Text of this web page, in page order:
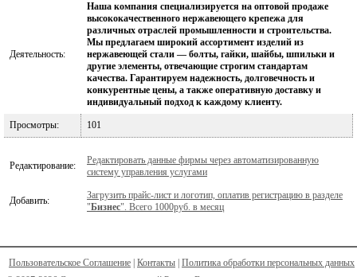
Деятельность:
Наша компания специализируется на оптовой продаже
высококачественного нержавеющего крепежа для
различных отраслей промышленности и строительства.
Мы предлагаем широкий ассортимент изделий из
нержавеющей стали — болты, гайки, шайбы, шпильки и
другие элементы, отвечающие строгим стандартам
качества. Гарантируем надежность, долговечность и
конкурентные цены, а также оперативную доставку и
индивидуальный подход к каждому клиенту.
Просмотры: 101
Редактирование:
Редактировать данные фирмы через автоматизированную
систему управления услугами
Добавить:
Загрузить прайс-лист и логотип, оплатив регистрацию в разделе
"Бизнес". Всего 1000руб. в месяц
Пользовательское Соглашение Контакты Политика обработки персональных данных